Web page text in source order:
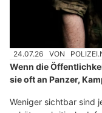
24.07.26 VON
Wenn die
sie oft an Panzer,
Weniger sichtbar sind